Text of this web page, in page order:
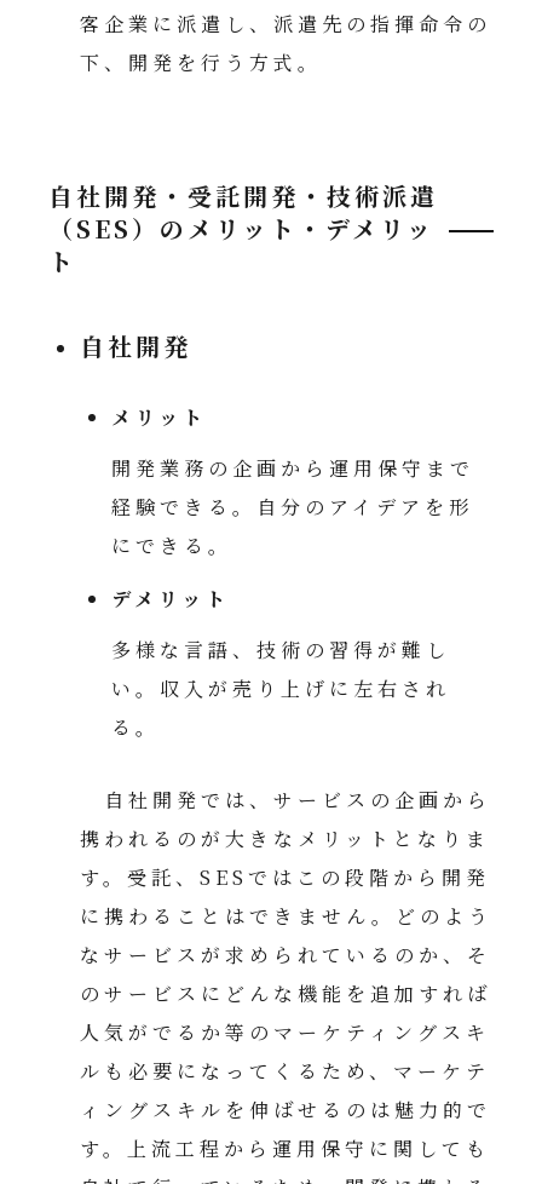
客企業に派遣し、派遣先の指揮命令の
下、開発を行う方式。
自社開発・受託開発・技術派遣
（SES）のメリット・デメリッ
ト
自社開発
メリット
開発業務の企画から運用保守まで
経験できる。自分のアイデアを形
にできる。
デメリット
多様な言語、技術の習得が難し
い。収入が売り上げに左右され
る。
自社開発では、サービスの企画から
携われるのが大きなメリットとなりま
す。受託、SESではこの段階から開発
に携わることはできません。どのよう
なサービスが求められているのか、そ
のサービスにどんな機能を追加すれば
人気がでるか等のマーケティングスキ
ルも必要になってくるため、マーケテ
ィングスキルを伸ばせるのは魅力的で
す。上流工程から運用保守に関しても